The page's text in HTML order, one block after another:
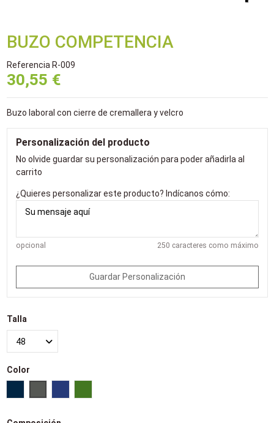
BUZO COMPETENCIA
Referencia R-009
30,55 €
Buzo laboral con cierre de cremallera y velcro
Personalización del producto
No olvide guardar su personalización para poder añadirla al
carrito
¿Quieres personalizar este producto? Indícanos cómo:
opcional 250 caracteres como máximo
Guardar Personalización
Talla
Color